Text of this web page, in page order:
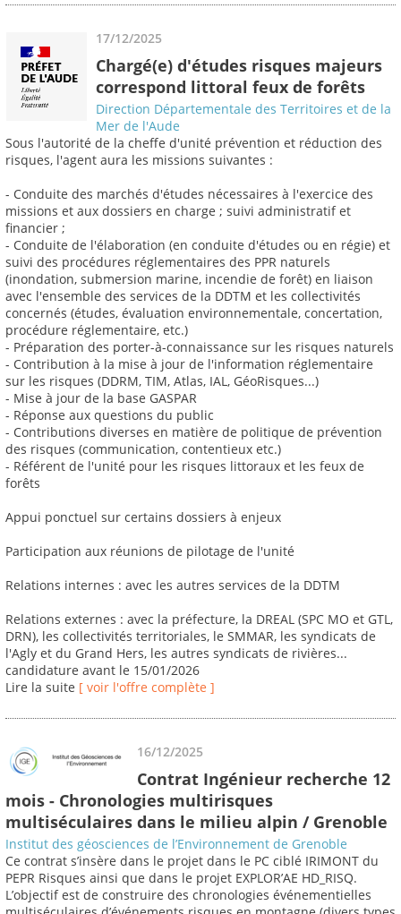
17/12/2025
Chargé(e) d'études risques majeurs
correspond littoral feux de forêts
Direction Départementale des Territoires et de la
Mer de l'Aude
Sous l'autorité de la cheffe d'unité prévention et réduction des
risques, l'agent aura les missions suivantes :
- Conduite des marchés d'études nécessaires à l'exercice des
missions et aux dossiers en charge ; suivi administratif et
financier ;
- Conduite de l'élaboration (en conduite d'études ou en régie) et
suivi des procédures réglementaires des PPR naturels
(inondation, submersion marine, incendie de forêt) en liaison
avec l'ensemble des services de la DDTM et les collectivités
concernés (études, évaluation environnementale, concertation,
procédure réglementaire, etc.)
- Préparation des porter-à-connaissance sur les risques naturels
- Contribution à la mise à jour de l'information réglementaire
sur les risques (DDRM, TIM, Atlas, IAL, GéoRisques...)
- Mise à jour de la base GASPAR
- Réponse aux questions du public
- Contributions diverses en matière de politique de prévention
des risques (communication, contentieux etc.)
- Référent de l'unité pour les risques littoraux et les feux de
forêts
Appui ponctuel sur certains dossiers à enjeux
Participation aux réunions de pilotage de l'unité
Relations internes : avec les autres services de la DDTM
Relations externes : avec la préfecture, la DREAL (SPC MO et GTL,
DRN), les collectivités territoriales, le SMMAR, les syndicats de
l'Agly et du Grand Hers, les autres syndicats de rivières...
candidature avant le 15/01/2026
Lire la suite [ voir l'offre complète ]
16/12/2025
Contrat Ingénieur recherche 12
mois - Chronologies multirisques
multiséculaires dans le milieu alpin / Grenoble
Institut des géosciences de l’Environnement de Grenoble
Ce contrat s’insère dans le projet dans le PC ciblé IRIMONT du
PEPR Risques ainsi que dans le projet EXPLOR’AE HD_RISQ.
L’objectif est de construire des chronologies événementielles